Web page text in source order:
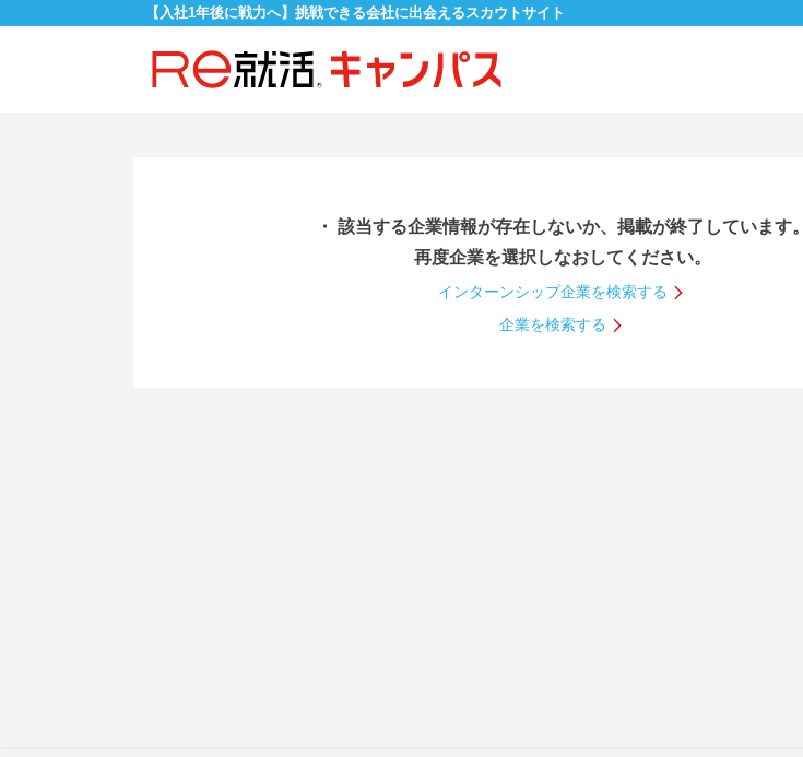
【入社1年後に戦力へ】挑戦できる会社に出会えるスカウトサイト
・ 該当する企業情報が存在しないか、掲載が終了しています。
再度企業を選択しなおしてください。
インターンシップ企業を検索する
企業を検索する